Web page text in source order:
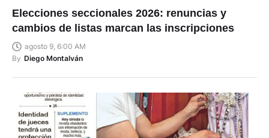
Elecciones seccionales 2026: renuncias y
cambios de listas marcan las inscripciones
agosto 9, 6:00 AM
By Diego Montalván